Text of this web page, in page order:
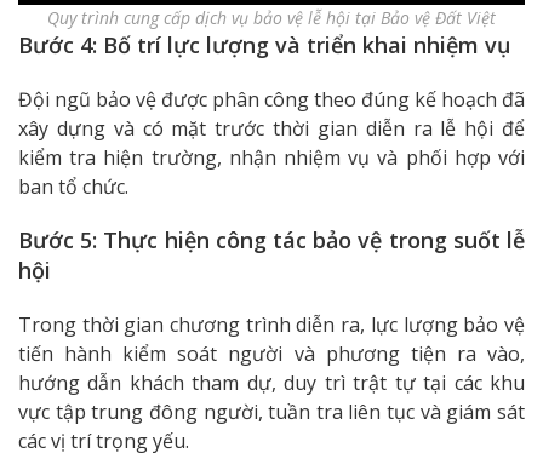
Quy trình cung cấp dịch vụ bảo vệ lễ hội tại Bảo vệ Đất Việt
Bước 4: Bố trí lực lượng và triển khai nhiệm vụ
Đội ngũ bảo vệ được phân công theo đúng kế hoạch đã
xây dựng và có mặt trước thời gian diễn ra lễ hội để
kiểm tra hiện trường, nhận nhiệm vụ và phối hợp với
ban tổ chức.
Bước 5: Thực hiện công tác bảo vệ trong suốt lễ
hội
Trong thời gian chương trình diễn ra, lực lượng bảo vệ
tiến hành kiểm soát người và phương tiện ra vào,
hướng dẫn khách tham dự, duy trì trật tự tại các khu
vực tập trung đông người, tuần tra liên tục và giám sát
các vị trí trọng yếu.